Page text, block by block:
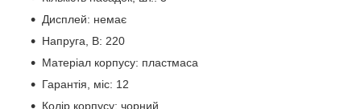
Дисплей: немає
Напруга, В: 220
Матеріал корпусу: пластмаса
Гарантія, міс: 12
Колір корпусу: чорний